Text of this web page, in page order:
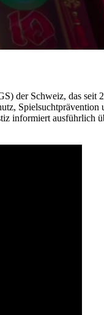
der Schweiz, das
informiert ausführlich